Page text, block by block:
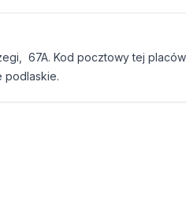
67A. Kod pocztowy tej
podlaskie.